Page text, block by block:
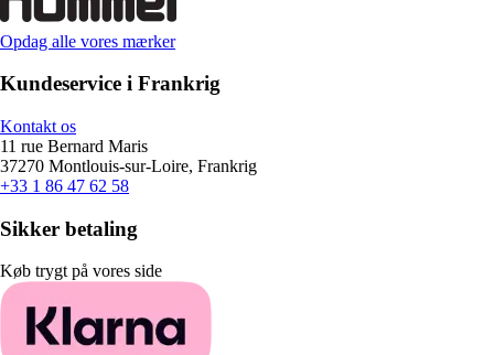
Opdag alle vores mærker
Kundeservice i Frankrig
Kontakt os
11 rue Bernard Maris
37270 Montlouis-sur-Loire, Frankrig
+33 1 86 47 62 58
Sikker betaling
Køb trygt på vores side